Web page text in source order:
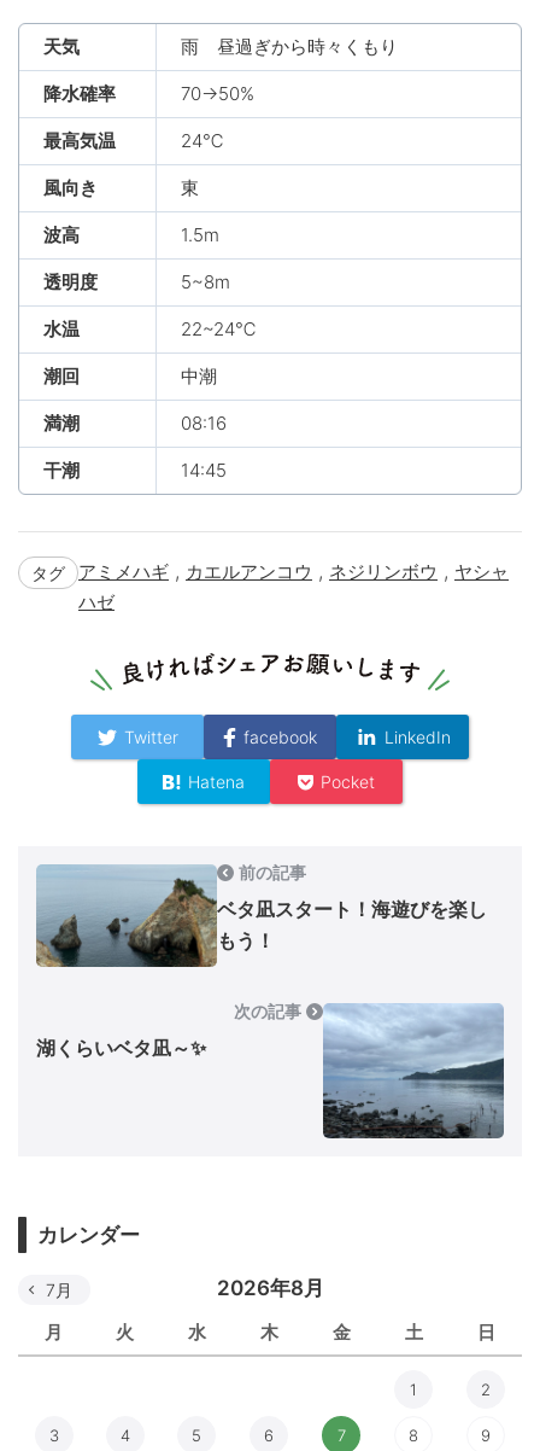
天気 雨 昼過ぎから時々くもり
降水確率 70→50%
最高気温 24℃
風向き 東
波高 1.5m
透明度 5~8m
水温 22~24℃
潮回 中潮
満潮 08:16
干潮 14:45
タグ アミメハギ , カエルアンコウ , ネジリンボウ , ヤシャ
ハゼ
Twitter facebook LinkedIn
Hatena Pocket
前の記事
ベタ凪スタート！海遊びを楽し
もう！
次の記事
湖くらいベタ凪～✨
カレンダー
2026年8月
月 火 水 木 金 土 日
7月
1 2
3 4 5 6 7 8 9